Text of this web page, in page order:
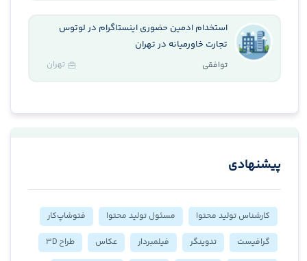
استخدام ادمین حضوری اینستاگرام در لوتوس
تجارت خاورمیانه در تهران
توافقی تهران
پیشنهادی
کارشناس تولید محتوا مسئول تولید محتوا
فتوشاپ‌کار
گرافیست
تدوینگر فیلمبردار عکاس
طراح 3D